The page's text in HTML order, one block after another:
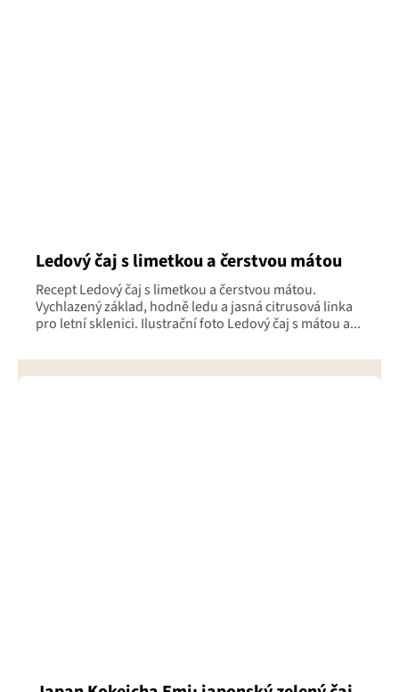
Ledový čaj s limetkou a čerstvou mátou
Recept Ledový čaj s limetkou a čerstvou mátou.
Vychlazený základ, hodně ledu a jasná citrusová linka
pro letní sklenici. Ilustrační foto Ledový čaj s mátou a...